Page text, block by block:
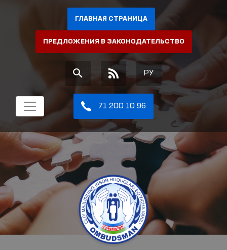
ГЛАВНАЯ СТРАНИЦА
ПРЕДЛОЖЕНИЯ В ЗАКОНОДАТЕЛЬСТВО
РУ
71 200 10 96